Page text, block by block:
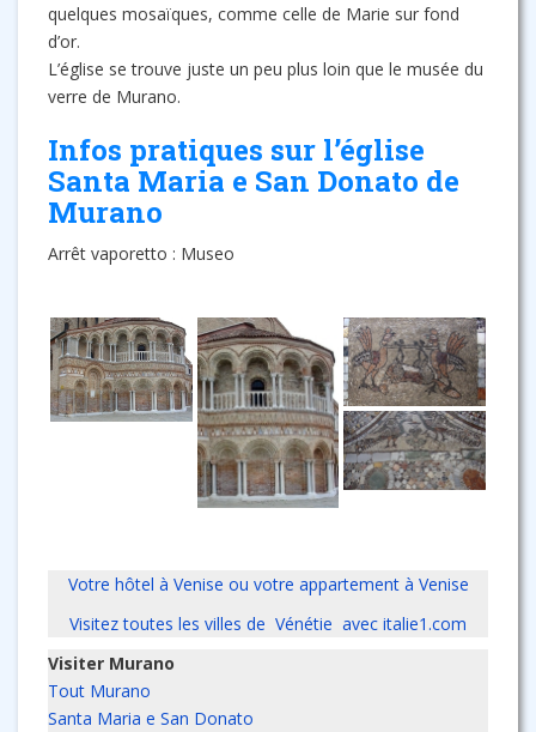
quelques mosaïques, comme celle de Marie sur fond
d’or.
L’église se trouve juste un peu plus loin que le musée du
verre de Murano.
Infos pratiques sur l’église
Santa Maria e San Donato de
Murano
Arrêt vaporetto : Museo
Votre hôtel à Venise ou votre appartement à Venise
Visitez toutes les villes de Vénétie avec italie1.com
Visiter Murano
Tout Murano
Santa Maria e San Donato